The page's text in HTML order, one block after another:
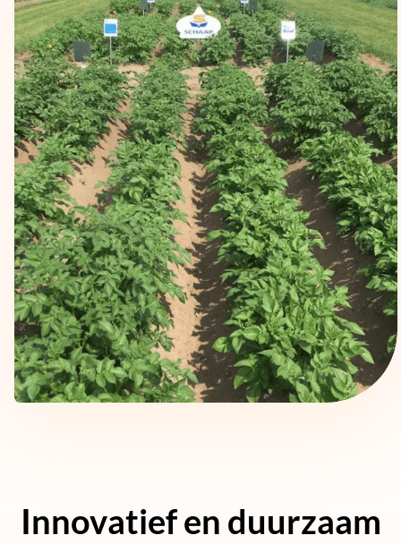
Innovatief en duurzaam